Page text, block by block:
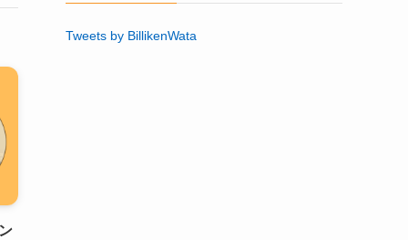
Tweets by BillikenWata